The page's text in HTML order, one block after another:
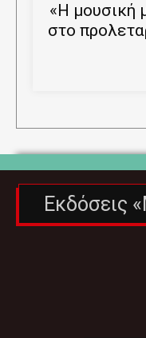
«Η μουσική
στο
Εκδόσεις